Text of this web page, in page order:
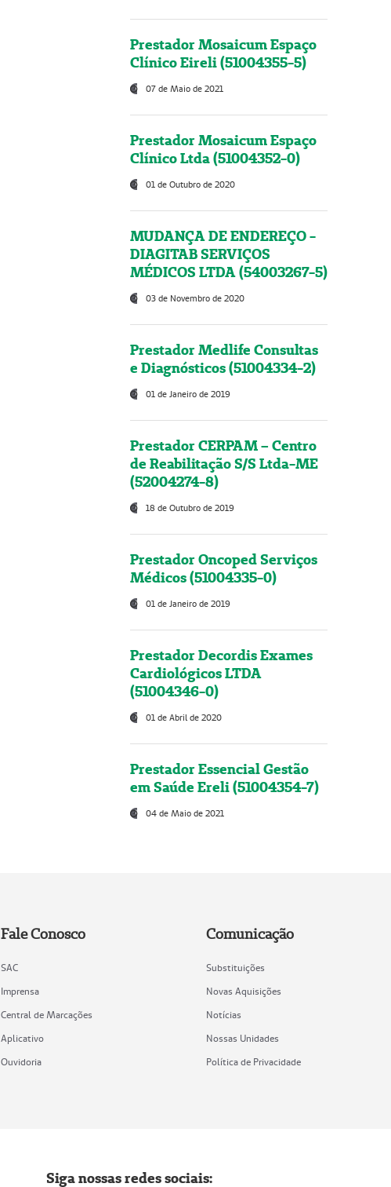
Prestador Mosaicum Espaço
Clínico Eireli (51004355-5)
07 de Maio de 2021
Prestador Mosaicum Espaço
Clínico Ltda (51004352-0)
01 de Outubro de 2020
MUDANÇA DE ENDEREÇO -
DIAGITAB SERVIÇOS
MÉDICOS LTDA (54003267-5)
03 de Novembro de 2020
Prestador Medlife Consultas
e Diagnósticos (51004334-2)
01 de Janeiro de 2019
Prestador CERPAM – Centro
de Reabilitação S/S Ltda-ME
(52004274-8)
18 de Outubro de 2019
Prestador Oncoped Serviços
Médicos (51004335-0)
01 de Janeiro de 2019
Prestador Decordis Exames
Cardiológicos LTDA
(51004346-0)
01 de Abril de 2020
Prestador Essencial Gestão
em Saúde Ereli (51004354-7)
04 de Maio de 2021
Fale Conosco
SAC
Imprensa
Central de Marcações
Aplicativo
Ouvidoria
Comunicação
Substituições
Novas Aquisições
Notícias
Nossas Unidades
Política de Privacidade
Siga nossas redes sociais: